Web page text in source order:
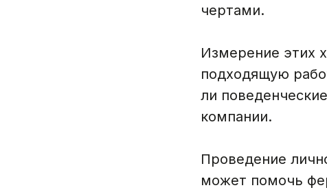
чертами.
Измерение этих
подходящую
ли
компании.
Проведение
может помочь